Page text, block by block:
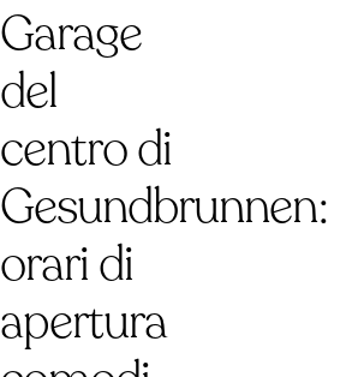
Garage
del
centro di
Gesundbrunnen:
orari di
apertura